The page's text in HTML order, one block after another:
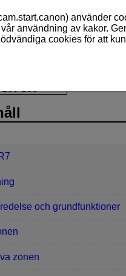
och grundfunktioner
zonen
använder
användning av kakor.
cookies för att